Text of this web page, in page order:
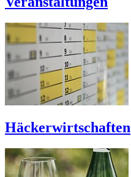
Häckerwirtschaften